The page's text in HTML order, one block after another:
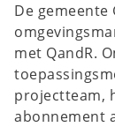
De gemeente
met QandR.
projectteam,
abonnement